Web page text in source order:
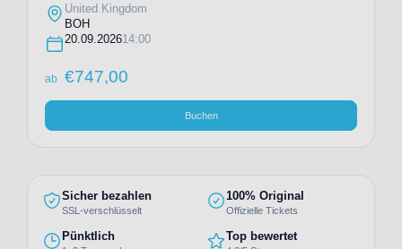
United Kingdom
BOH
20.09.202614:00
ab €747,00
Buchen
Sicher bezahlen
SSL-verschlüsselt
100% Original
Offizielle Tickets
Pünktlich Top bewertet